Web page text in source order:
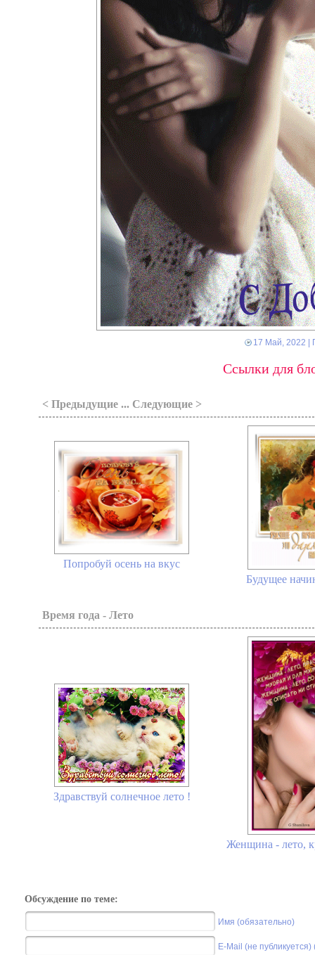
17 Май, 2022 |
Ссылки для
< Предыдущие ... Следующие >
Попробуй осень на вкус
Будущее
Время года - Лето
Здравствуй солнечное лето !
Женщина - лето,
Обсуждение по теме:
Имя (обязательно)
E-Mail (не